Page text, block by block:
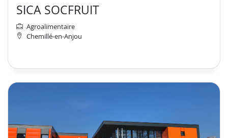
SICA SOCFRUIT
Agroalimentaire
Chemillé-en-Anjou